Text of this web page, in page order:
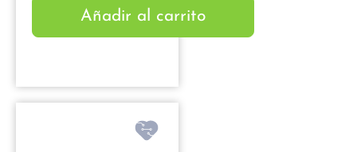
Añadir al carrito